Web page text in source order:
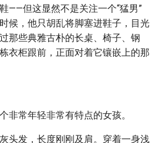
——但这显然不是关注一个“猛男”
候，他只胡乱将脚塞进鞋子，目光
那些典雅古朴的长桌、椅子、钢
衣柜跟前，正面对着它镶嵌上的那
非常年轻非常有特点的女孩。
头发，长度刚刚及肩。穿着一身浅